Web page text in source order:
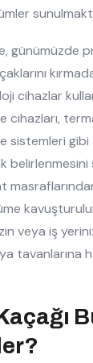
günümüzde
cihazlar
cihazları,
sistemleri gibi
belirlenmesini
veya iş
tavanlarına